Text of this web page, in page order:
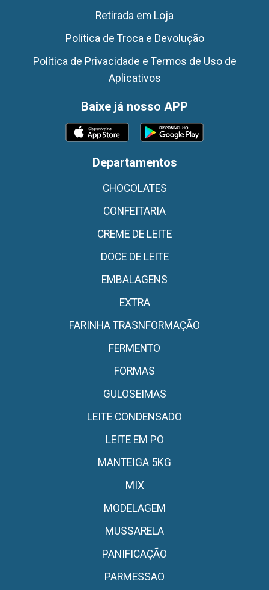
Retirada em Loja
Política de Troca e Devolução
Política de Privacidade e Termos de Uso de
Aplicativos
Baixe já nosso APP
Departamentos
CHOCOLATES
CONFEITARIA
CREME DE LEITE
DOCE DE LEITE
EMBALAGENS
EXTRA
FARINHA TRASNFORMAÇÃO
FERMENTO
FORMAS
GULOSEIMAS
LEITE CONDENSADO
LEITE EM PO
MANTEIGA 5KG
MIX
MODELAGEM
MUSSARELA
PANIFICAÇÃO
PARMESSAO